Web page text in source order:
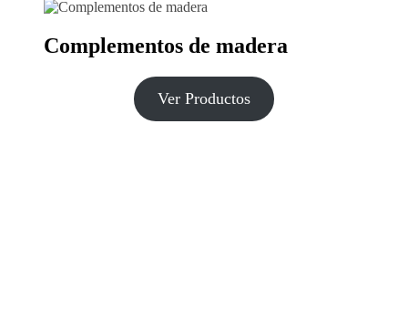
Complementos de madera
Ver Productos